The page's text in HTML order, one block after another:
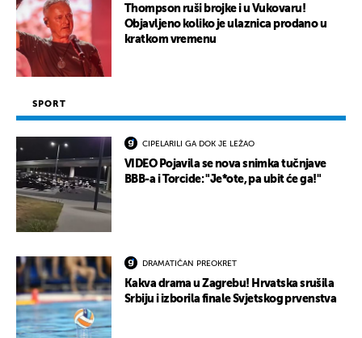
Thompson ruši brojke i u Vukovaru!
Objavljeno koliko je ulaznica prodano u
kratkom vremenu
SPORT
CIPELARILI GA DOK JE LEŽAO
VIDEO Pojavila se nova snimka tučnjave
BBB-a i Torcide: "Je*ote, pa ubit će ga!"
DRAMATIČAN PREOKRET
Kakva drama u Zagrebu! Hrvatska srušila
Srbiju i izborila finale Svjetskog prvenstva